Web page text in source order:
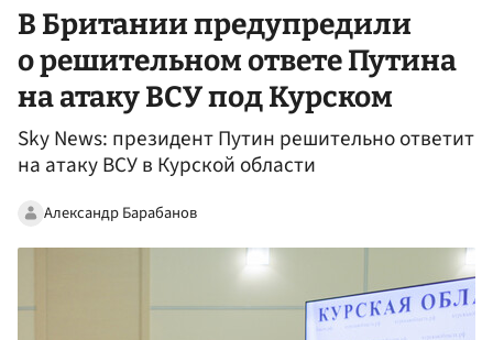
В Британии предупредили
о решительном ответе Путина
на атаку ВСУ под Курском
Sky News: президент Путин решительно ответит
на атаку ВСУ в Курской области
Александр Барабанов